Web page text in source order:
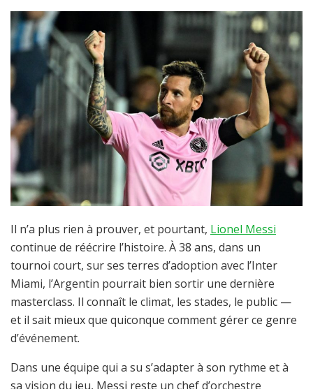
Il n’a plus rien à prouver, et pourtant, Lionel Messi
continue de réécrire l’histoire. À 38 ans, dans un
tournoi court, sur ses terres d’adoption avec l’Inter
Miami, l’Argentin pourrait bien sortir une dernière
masterclass. Il connaît le climat, les stades, le public —
et il sait mieux que quiconque comment gérer ce genre
d’événement.
Dans une équipe qui a su s’adapter à son rythme et à
sa vision du jeu, Messi reste un chef d’orchestre